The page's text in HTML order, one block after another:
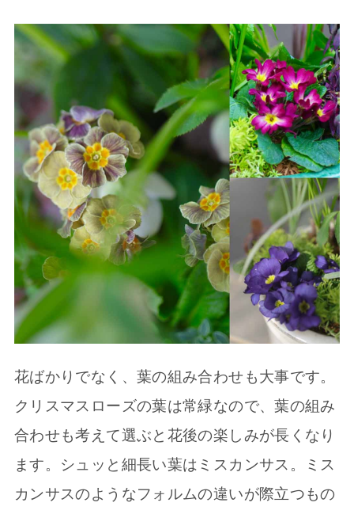
花ばかりでなく、葉の組み合わせも大事です。
クリスマスローズの葉は常緑なので、葉の組み
合わせも考えて選ぶと花後の楽しみが長くなり
ます。シュッと細長い葉はミスカンサス。ミス
カンサスのようなフォルムの違いが際立つもの